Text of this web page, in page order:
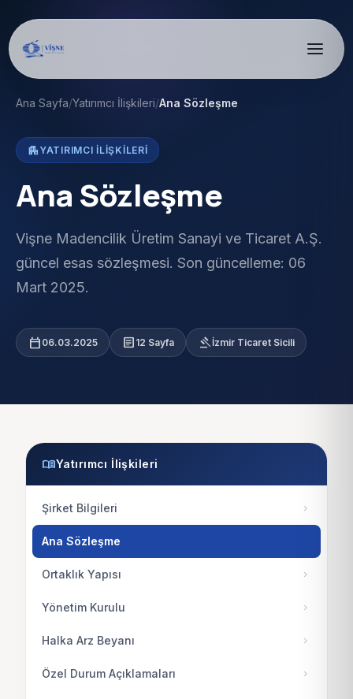
Ana Sayfa/Yatırımcı İlişkileri/Ana Sözleşme
apartment YATIRIMCI İLIŞKILERI
Ana Sözleşme
Vişne Madencilik Üretim Sanayi ve Ticaret A.Ş.
güncel esas sözleşmesi. Son güncelleme: 06
Mart 2025.
calendar_today 06.03.2025 article 12 Sayfa gavel İzmir Ticaret Sicili
menu_bookYatırımcı İlişkileri
Şirket Bilgileri chevron_right
Ana Sözleşme
Ortaklık Yapısı chevron_right
Yönetim Kurulu chevron_right
Halka Arz Beyanı chevron_right
Özel Durum Açıklamaları chevron_right